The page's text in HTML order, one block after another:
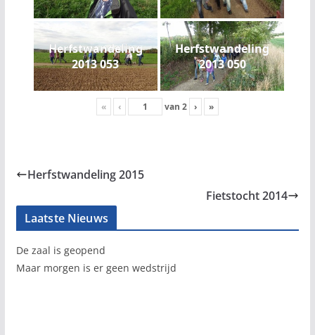
Herfstwandeling
2013 053
Herfstwandeling
2013 050
« ‹ van 2 › »
Herfstwandeling 2015
Fietstocht 2014
Laatste Nieuws
De zaal is geopend
Maar morgen is er geen wedstrijd